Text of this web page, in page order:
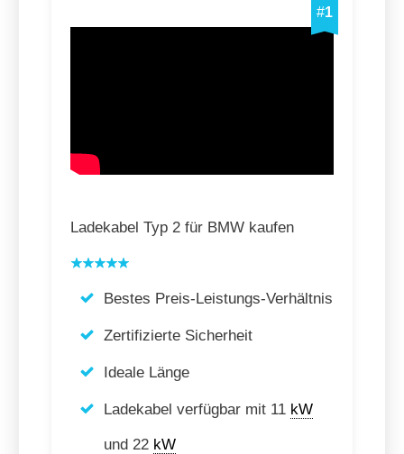
#1
Ladekabel Typ 2 für BMW kaufen
Bestes Preis-Leistungs-Verhältnis
Zertifizierte Sicherheit
Ideale Länge
Ladekabel verfügbar mit 11 kW
und 22 kW